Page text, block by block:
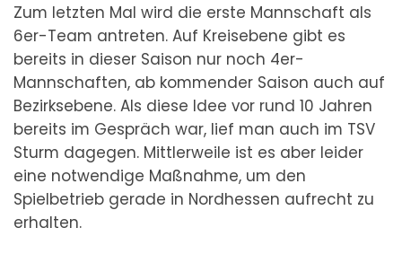
Zum letzten Mal wird die erste Mannschaft als
6er-Team antreten. Auf Kreisebene gibt es
bereits in dieser Saison nur noch 4er-
Mannschaften, ab kommender Saison auch auf
Bezirksebene. Als diese Idee vor rund 10 Jahren
bereits im Gespräch war, lief man auch im TSV
Sturm dagegen. Mittlerweile ist es aber leider
eine notwendige Maßnahme, um den
Spielbetrieb gerade in Nordhessen aufrecht zu
erhalten.